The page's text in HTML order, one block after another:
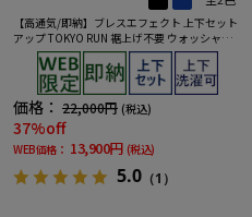
【高通気/即納】ブレスエフェクト 上下セット
アップ TOKYO RUN 裾上げ不要 ウォッシャブ
ル ストレッチ ブレスエフェクト生地 背抜き2
ボタンジャケット ウエストシャーリングノー
タックパンツ
価格： 22,000円 (税込)
37%off
WEB価格： 13,900円 (税込)
5.0 （1）